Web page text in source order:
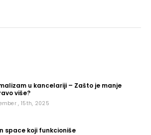
u kancelariji – Zašto je manje
više?
, 15th, 2025
space koji funkcioniše